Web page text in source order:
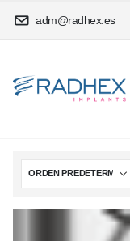
adm@radhex.es